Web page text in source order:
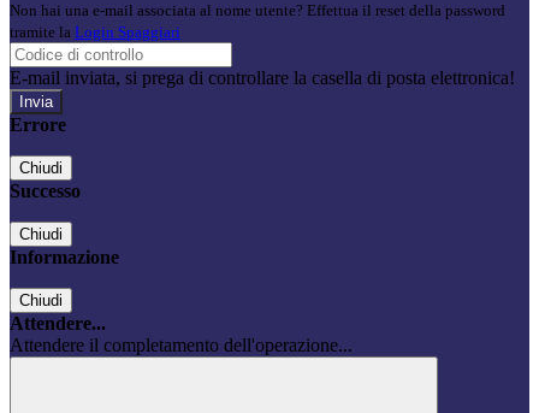
Non hai una e-mail associata al nome utente? Effettua il reset della password
tramite la Login Spaggiari
E-mail inviata, si prega di controllare la casella di posta elettronica!
Errore
Chiudi
Successo
Chiudi
Informazione
Chiudi
Attendere...
Attendere il completamento dell'operazione...